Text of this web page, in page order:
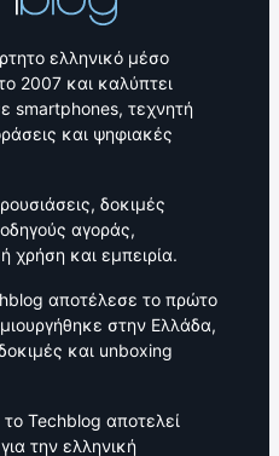
ελληνικό μέσο
2007 και καλύπτει
smartphones, τεχνητή
και ψηφιακές
δοκιμές
αγοράς,
χρήση και εμπειρία.
αποτέλεσε το πρώτο
στην Ελλάδα,
και unboxing
Techblog αποτελεί
την ελληνική